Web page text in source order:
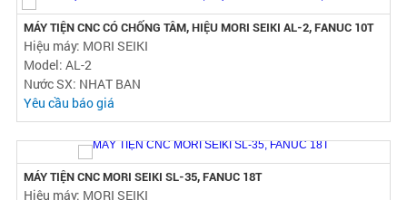
MÁY PHAY CNC HIỆU MITSUBISHI M-V5Cn, FANUC 16iM
Hiệu máy: MITSUBISHI
Model: M-V5Cn
Nước SX: NHAT BAN
MÁY TIỆN CNC CÓ CHỐNG TÂM, HIỆU MORI SEIKI AL-2, FANUC 10T